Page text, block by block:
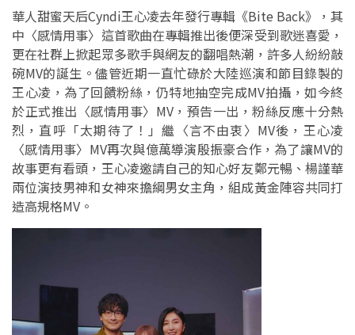
華人甜蜜天后Cyndi王心凌去年發行專輯《Bite Back》，其
中〈感情用事〉這首歌曲在專輯推出後便深受到歌迷喜愛，
更在社群上掀起眾多歌手與網友的翻唱熱潮，許多人紛紛敲
碗MV的誕生。儘管近期一直忙碌於大陸巡演和節目錄製的
王心凌，為了回饋粉絲，仍特地抽空完成MV拍攝，如今終
於正式推出〈感情用事〉MV，預告一出，粉絲反應十分熱
烈，直呼「太期待了！」繼〈言不由衷〉MV後，王心凌
〈感情用事〉MV再次與億萬導演殷振豪合作，為了讓MV的
故事更有看頭，王心凌邀請自己的知心好友鄭元暢、楊謹華
兩位演技男神和女神來擔綱男女主角，組成黃金陣容共同打
造高規格MV。